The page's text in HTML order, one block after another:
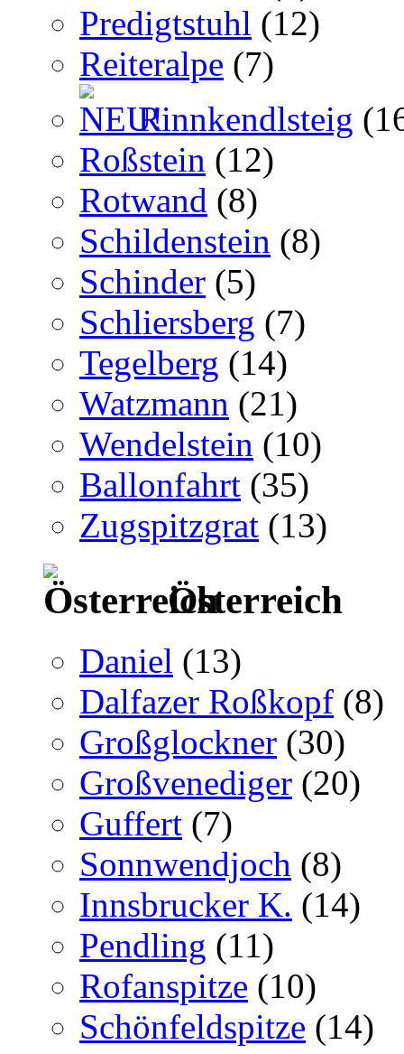
Predigtstuhl (12)
Reiteralpe (7)
Rinnkendlsteig
Roßstein (12)
Rotwand (8)
Schildenstein (8)
Schinder (5)
Schliersberg (7)
Tegelberg (14)
Watzmann (21)
Wendelstein (10)
Ballonfahrt (35)
Zugspitzgrat (13)
Österreich
Daniel (13)
Dalfazer Roßkopf (8)
Großglockner (30)
Großvenediger (20)
Guffert (7)
Sonnwendjoch (8)
Innsbrucker K. (14)
Pendling (11)
Rofanspitze (10)
Schönfeldspitze (14)